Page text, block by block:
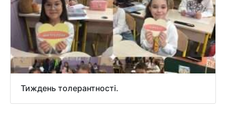
Тиждень толерантності.